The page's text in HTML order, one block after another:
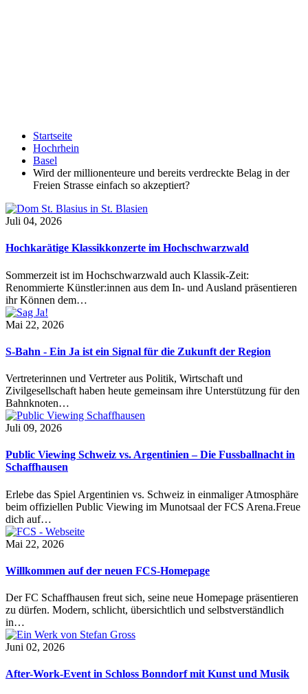
Startseite
Hochrhein
Basel
Wird der millionenteure und bereits verdreckte Belag in der
Freien Strasse einfach so akzeptiert?
Juli 04, 2026
Hochkarätige Klassikkonzerte im Hochschwarzwald
Sommerzeit ist im Hochschwarzwald auch Klassik-Zeit:
Renommierte Künstler:innen aus dem In- und Ausland präsentieren
ihr Können dem…
Mai 22, 2026
S-Bahn - Ein Ja ist ein Signal für die Zukunft der Region
Vertreterinnen und Vertreter aus Politik, Wirtschaft und
Zivilgesellschaft haben heute gemeinsam ihre Unterstützung für den
Bahnknoten…
Juli 09, 2026
Public Viewing Schweiz vs. Argentinien – Die Fussballnacht in
Schaffhausen
Erlebe das Spiel Argentinien vs. Schweiz in einmaliger Atmosphäre
beim offiziellen Public Viewing im Munotsaal der FCS Arena.Freue
dich auf…
Mai 22, 2026
Willkommen auf der neuen FCS-Homepage
Der FC Schaffhausen freut sich, seine neue Homepage präsentieren
zu dürfen. Modern, schlicht, übersichtlich und selbstverständlich
in…
Juni 02, 2026
After-Work-Event in Schloss Bonndorf mit Kunst und Musik